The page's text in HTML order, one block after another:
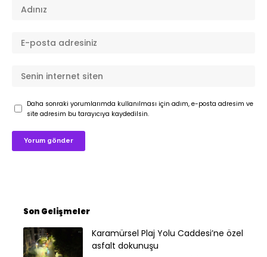
Daha sonraki yorumlarımda kullanılması için adım, e-posta adresim ve
site adresim bu tarayıcıya kaydedilsin.
Son Gelişmeler
Karamürsel Plaj Yolu Caddesi’ne özel
asfalt dokunuşu